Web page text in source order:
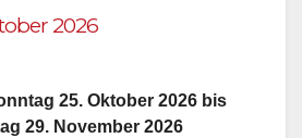
2026
25. Oktober 2026 bis
29. November 2026